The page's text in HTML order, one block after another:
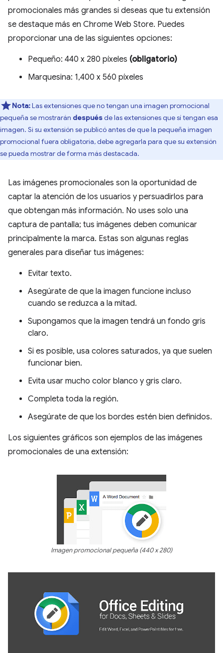
promocionales más grandes si deseas que tu extensión
se destaque más en Chrome Web Store. Puedes
proporcionar una de las siguientes opciones:
Pequeño: 440 x 280 píxeles (obligatorio)
Marquesina: 1,400 x 560 píxeles
Nota:Las extensiones que no tengan una imagen promocional
pequeña se mostrarán despuésde las extensiones que sí tengan esa
imagen. Si su extensión se publicó antes de que la pequeña imagen
promocional fuera obligatoria, debe agregarla para que su extensión
se pueda mostrar de forma más destacada.
Las imágenes promocionales son la oportunidad de
captar la atención de los usuarios y persuadirlos para
que obtengan más información. No uses solo una
captura de pantalla; tus imágenes deben comunicar
principalmente la marca. Estas son algunas reglas
generales para diseñar tus imágenes:
Evitar texto.
Asegúrate de que la imagen funcione incluso
cuando se reduzca a la mitad.
Supongamos que la imagen tendrá un fondo gris
claro.
Si es posible, usa colores saturados, ya que suelen
funcionar bien.
Evita usar mucho color blanco y gris claro.
Completa toda la región.
Asegúrate de que los bordes estén bien definidos.
Los siguientes gráficos son ejemplos de las imágenes
promocionales de una extensión:
Imagen promocional pequeña (440 x 280)